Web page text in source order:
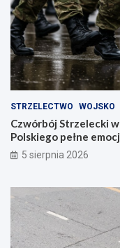
STRZELECTWO WOJSKO
Czwórbój Strzelecki
Polskiego pełne
5 sierpnia 2026